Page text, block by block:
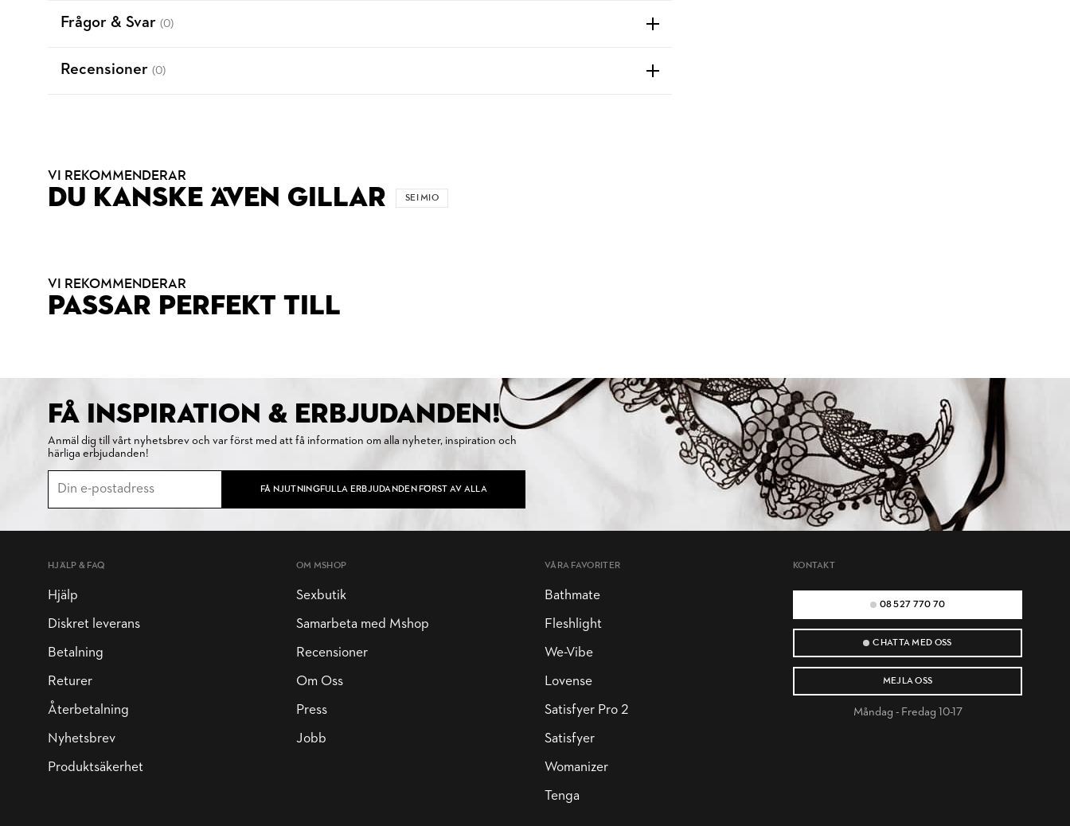
Frågor & Svar (0)
Recensioner (0)
VI REKOMMENDERAR
DU KANSKE ÄVEN GILLAR SEI MIO
VI REKOMMENDERAR
PASSAR PERFEKT TILL
FÅ INSPIRATION & ERBJUDANDEN!
Anmäl dig till vårt nyhetsbrev och var först med att få information om alla nyheter, inspiration och
härliga erbjudanden!
FÅ NJUTNINGFULLA ERBJUDANDEN FÖRST AV ALLA
KONTAKT
08 527 770 70
CHATTA MED OSS
MEJLA OSS
Måndag - Fredag 10-17
HJÄLP & FAQ
Hjälp
Diskret leverans
Betalning
Returer
Återbetalning
Nyhetsbrev
Produktsäkerhet
OM MSHOP
Sexbutik
Samarbeta med Mshop
Recensioner
Om Oss
Press
Jobb
VÅRA FAVORITER
Bathmate
Fleshlight
We-Vibe
Lovense
Satisfyer Pro 2
Satisfyer
Womanizer
Tenga